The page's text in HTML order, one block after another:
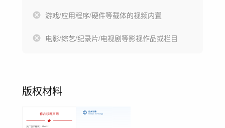
游戏/应用程序/硬件等载体的视频内置
电影/综艺/纪录片/电视剧等影视作品或栏目
版权材料